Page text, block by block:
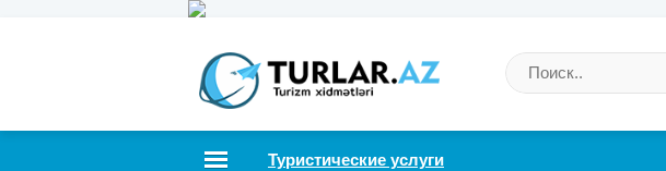
Туристические услуги